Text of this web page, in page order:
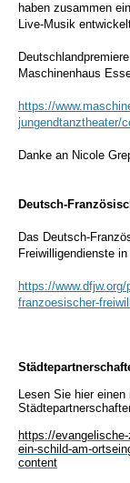
haben zusammen
Live-Musik
Maschinenhaus
https://
jungendtanztheater/
Danke an Nicole
Deutsch-
Das Deutsch-
Freiwilligendienste
https://
franzoesischer-
Lesen Sie hier
https://
ein-schild-am-
content